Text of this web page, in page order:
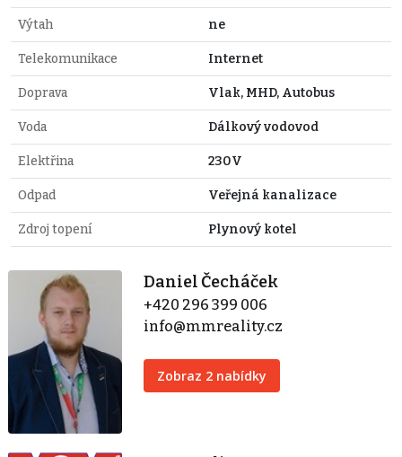
Výtah ne
Telekomunikace Internet
Doprava Vlak, MHD, Autobus
Voda Dálkový vodovod
Elektřina 230V
Odpad Veřejná kanalizace
Zdroj topení Plynový kotel
Daniel Čecháček
+420 296 399 006
info@mmreality.cz
Zobraz 2 nabídky